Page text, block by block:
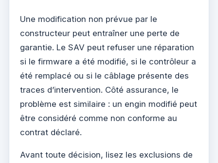
Une modification non prévue par le
constructeur peut entraîner une perte de
garantie. Le SAV peut refuser une réparation
si le firmware a été modifié, si le contrôleur a
été remplacé ou si le câblage présente des
traces d’intervention. Côté assurance, le
problème est similaire : un engin modifié peut
être considéré comme non conforme au
contrat déclaré.
Avant toute décision, lisez les exclusions de